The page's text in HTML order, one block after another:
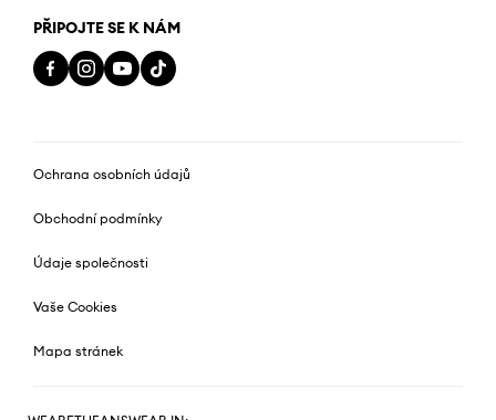
PŘIPOJTE SE K NÁM
Ochrana osobních údajů
Obchodní podmínky
Údaje společnosti
Vaše Cookies
Mapa stránek